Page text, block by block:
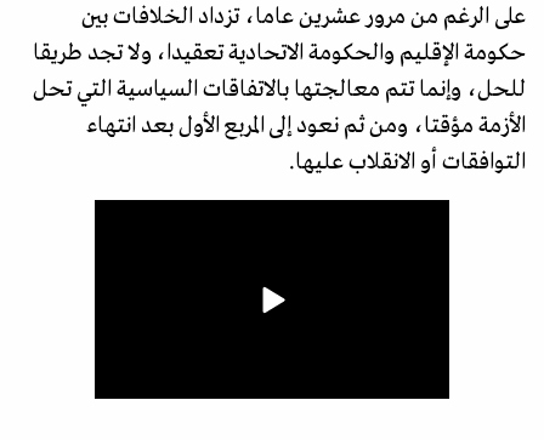
على الرغم من مرور عشرين عاما، تزداد الخلافات بين
حكومة الإقليم والحكومة الاتحادية تعقيدا، ولا تجد طريقا
للحل، وإنما تتم معالجتها بالاتفاقات السياسية التي تحل
الأزمة مؤقتا، ومن ثم نعود إلى المربع الأول بعد انتهاء
التوافقات أو الانقلاب عليها.